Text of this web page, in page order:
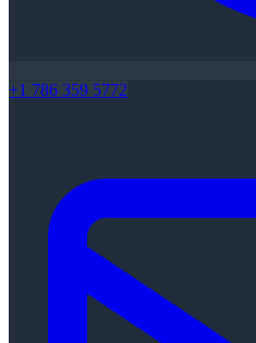
+1 786 359 5772